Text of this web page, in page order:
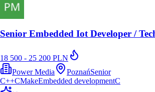
Senior Embedded Iot Developer /
18 500 - 25 200 PLN
Power Media
PoznańSenior
C++CMakeEmbedded developmentC